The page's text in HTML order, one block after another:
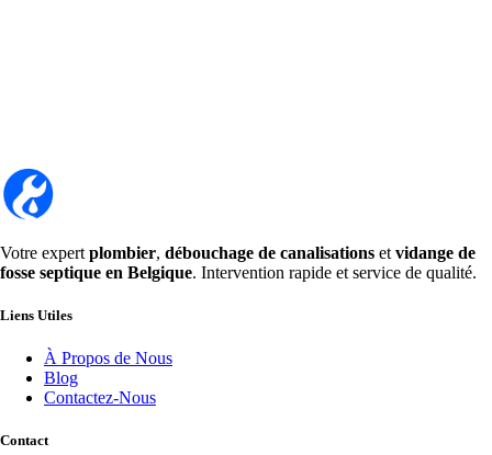
Votre expert plombier, débouchage de canalisations et vidange de
fosse septique en Belgique. Intervention rapide et service de qualité.
Liens Utiles
À Propos de Nous
Blog
Contactez-Nous
Contact